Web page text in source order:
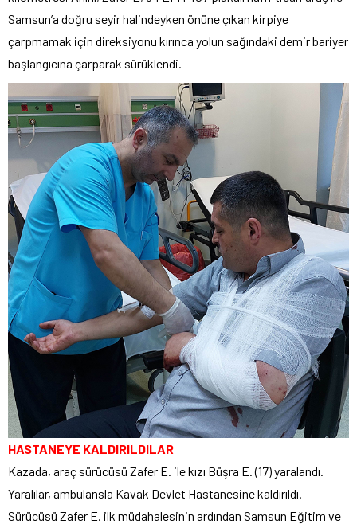
Samsun’a doğru seyir halindeyken önüne çıkan kirpiye
çarpmamak için direksiyonu kırınca yolun sağındaki demir bariyer
başlangıcına çarparak sürüklendi.
HASTANEYE KALDIRILDILAR
Kazada, araç sürücüsü Zafer E. ile kızı Büşra E. (17) yaralandı.
Yaralılar, ambulansla Kavak Devlet Hastanesine kaldırıldı.
Sürücüsü Zafer E. ilk müdahalesinin ardından Samsun Eğitim ve